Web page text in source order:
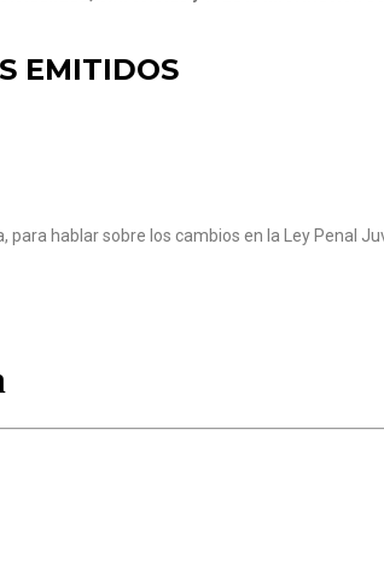
EMITIDOS
hablar sobre los cambios en la Ley Penal